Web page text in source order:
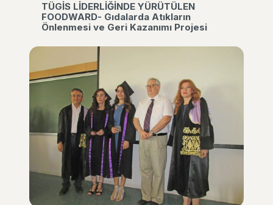
TÜGİS LİDERLİĞİNDE YÜRÜTÜLEN
FOODWARD- Gıdalarda Atıkların
Önlenmesi ve Geri Kazanımı Projesi